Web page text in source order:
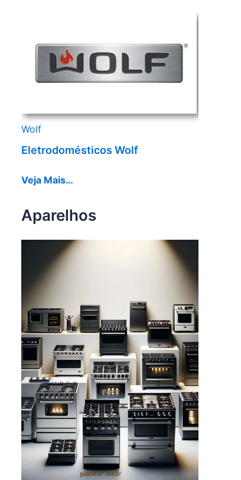
Wolf
Eletrodomésticos Wolf
Veja Mais…
Aparelhos